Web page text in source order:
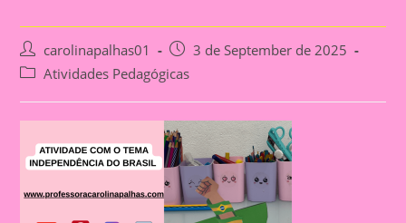
Post
author:
carolinapalhas01
Post
published:
3 de September de 2025
PostAtividades Pedagógicas